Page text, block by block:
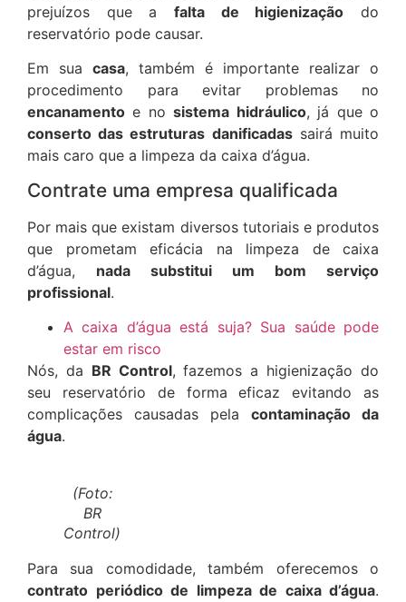
prejuízos que a falta de higienização do
reservatório pode causar.
Em sua casa, também é importante realizar o
procedimento para evitar problemas no
encanamento e nosistema hidráulico, já que o
conserto das estruturas danificadassairá muito
mais caro que a limpeza da caixa d’água.
Contrate uma empresa qualificada
Por mais que existam diversos tutoriais e produtos
que prometam eficácia na limpeza de caixa
d’água, nada substitui um bom serviço
profissional.
A caixa d’água está suja? Sua saúde pode
estar em risco
Nós, da BR Control, fazemos a higienização do
seu reservatório de forma eficaz evitando as
complicações causadas pela contaminação da
água.
(Foto:
BR
Control)
Para sua comodidade, também oferecemos o
contrato periódico de limpeza de caixa d’água.